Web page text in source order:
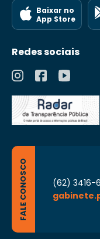
Baixar no
App Store
Redes sociais
FALE CONOSCO
(62) 3416-